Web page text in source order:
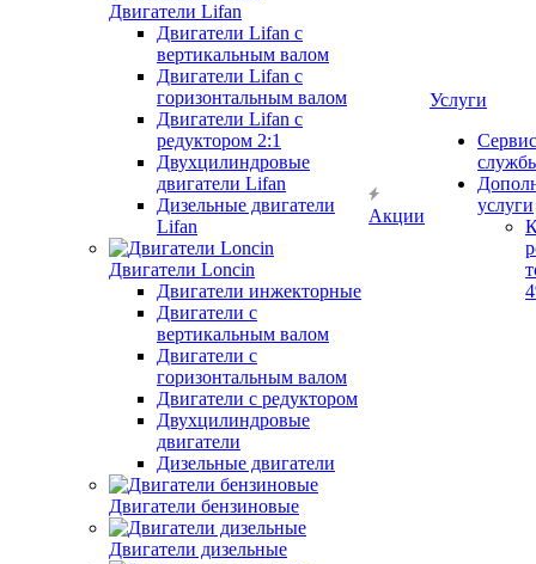
Двигатели Lifan
Двигатели Lifan с
вертикальным валом
Двигатели Lifan с
горизонтальным валом
Двигатели Lifan с
редуктором 2:1
Двухцилиндровые
двигатели Lifan
Дизельные двигатели
Lifan
Двигатели Loncin
Двигатели инжекторные
Двигатели с
вертикальным валом
Двигатели с
горизонтальным валом
Двигатели с редуктором
Двухцилиндровые
двигатели
Дизельные двигатели
Двигатели бензиновые
Двигатели дизельные
Акции
Услуги
услуги